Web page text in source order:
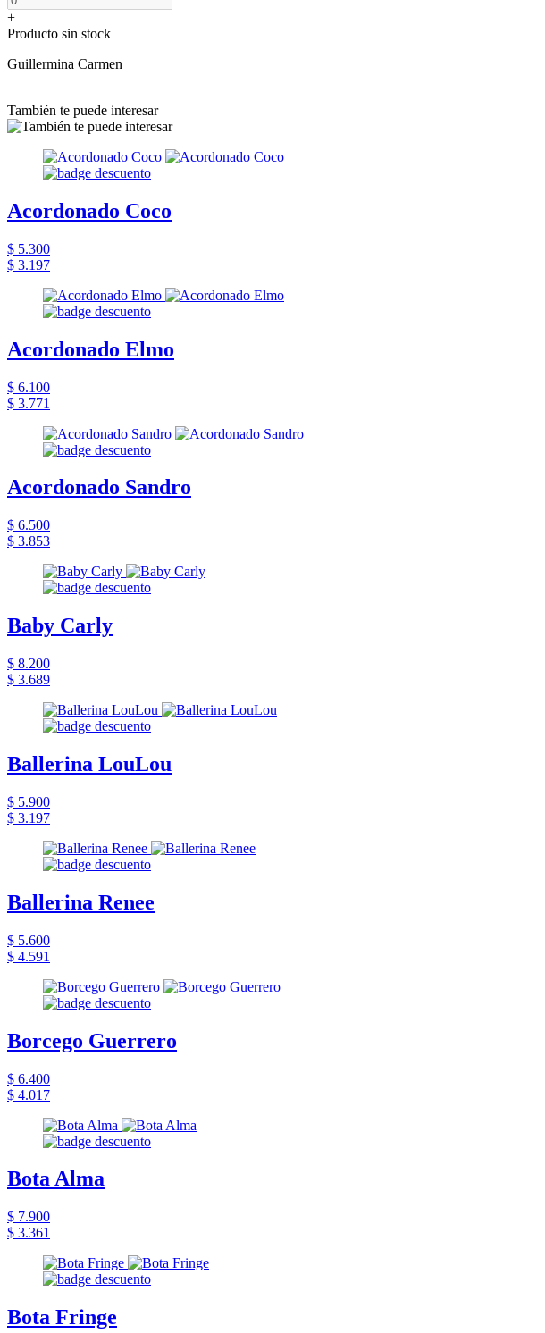
+
Producto sin stock
Guillermina Carmen
También te puede interesar
Acordonado Coco
$ 5.300
$ 3.197
Acordonado Elmo
$ 6.100
$ 3.771
Acordonado Sandro
$ 6.500
$ 3.853
Baby Carly
$ 8.200
$ 3.689
Ballerina LouLou
$ 5.900
$ 3.197
Ballerina Renee
$ 5.600
$ 4.591
Borcego Guerrero
$ 6.400
$ 4.017
Bota Alma
$ 7.900
$ 3.361
Bota Fringe